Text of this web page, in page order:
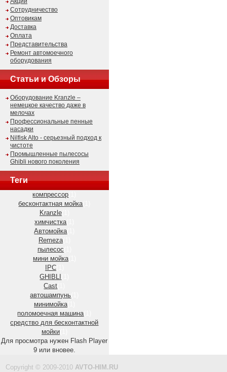
Сотрудничество
Оптовикам
Доставка
Оплата
Представительства
Ремонт автомоечного
оборудования
Статьи и Обзоры
Оборудование Kranzle –
немецкое качество даже в
мелочах
Профессиональные пенные
насадки
Nilfisk Alto - серьезный подход к
чистоте
Промышленные пылесосы
Ghibli нового поколения
Теги
компрессор
бесконтактная мойка(1)
Kranzle
химчистка(1)
Автомойка(1)
Remeza(1)
пылесос
мини мойка(1)
IPC
GHIBLI
Cast
автошампунь
минимойка(1)
поломоечная машина(1)
средство для бесконтактной
мойки
Для просмотра нужен Flash Player
9 или вновее.
Copyright © 2009-2010 AVTO-HIM.RU